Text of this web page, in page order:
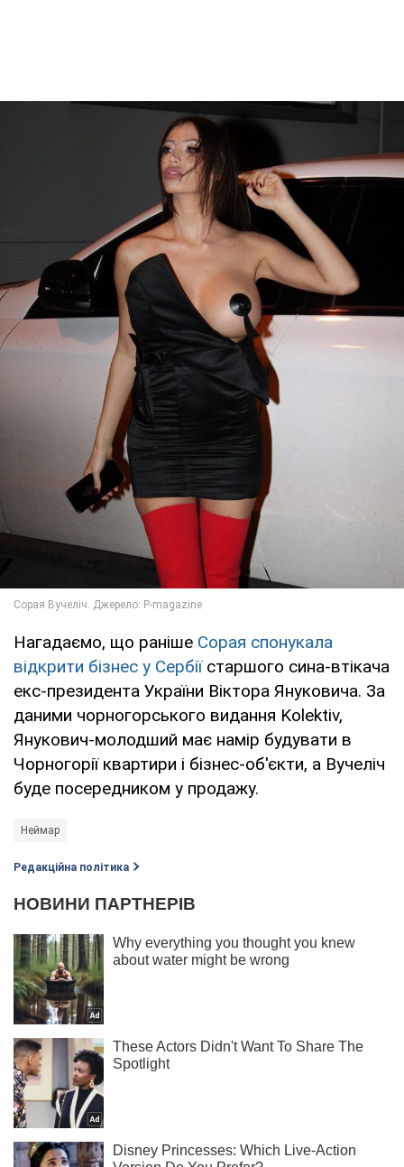
Нагадаємо, що раніше Сорая спонукала
відкрити бізнес у Сербіїстаршого сина-втікача
екс-президента України Віктора Януковича. За
даними чорногорського видання Kolektiv,
Янукович-молодший має намір будувати в
Чорногорії квартири і бізнес-об'єкти, а Вучеліч
буде посередником у продажу.
Неймар
Редакційна політика